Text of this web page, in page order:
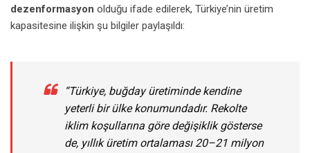
dezenformasyon olduğu ifade edilerek, Türkiye’nin üretim
kapasitesine ilişkin şu bilgiler paylaşıldı:
“Türkiye, buğday üretiminde kendine
yeterli bir ülke konumundadır. Rekolte
iklim koşullarına göre değişiklik gösterse
de, yıllık üretim ortalaması 20–21 milyon